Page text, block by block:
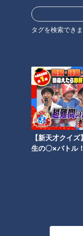
タグを検索でき
【新天才クイ
生の〇×バトル！
#大家族 #大家族チャ
制作協力：株式会社
この記事を見た